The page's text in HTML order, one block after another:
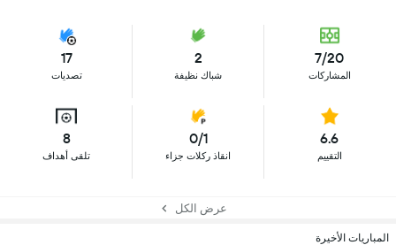
7/20
المشاركات
2
شباك نظيفة
17
تصديات
6.6
التقييم
0/1
انقاذ ركلات جزاء
8
تلقى أهداف
عرض الكل
المباريات الأخيرة